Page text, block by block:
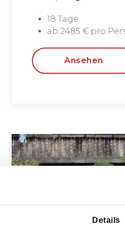
Details
18 Tage
ab 2485 € pro
Ansehen